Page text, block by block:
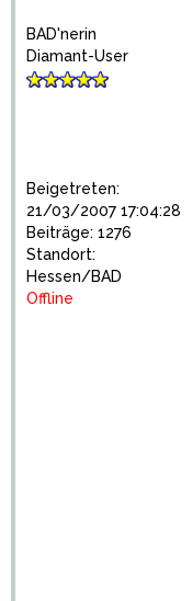
BAD'nerin
Diamant-User
Beigetreten:
21/03/2007 17:04:28
Beiträge: 1276
Standort:
Hessen/BAD
Offline